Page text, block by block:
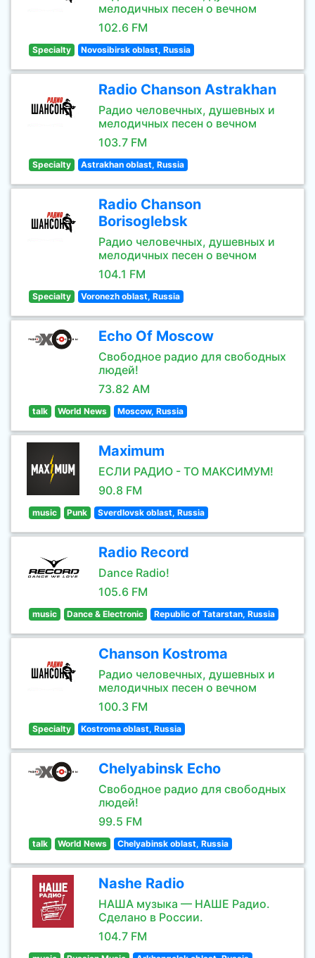
мелодичных песен о вечном
102.6 FM
Specialty Novosibirsk oblast, Russia
Radio Chanson Astrakhan
Радио человечных, душевных и
мелодичных песен о вечном
103.7 FM
Specialty Astrakhan oblast, Russia
Radio Chanson
Borisoglebsk
Радио человечных, душевных и
мелодичных песен о вечном
104.1 FM
Specialty Voronezh oblast, Russia
Echo Of Moscow
Свободное радио для свободных
людей!
73.82 AM
talk World News Moscow, Russia
Maximum
ЕСЛИ РАДИО - ТО МАКСИМУМ!
90.8 FM
music Punk Sverdlovsk oblast, Russia
Radio Record
Dance Radio!
105.6 FM
music Dance & Electronic Republic of Tatarstan, Russia
Chanson Kostroma
Радио человечных, душевных и
мелодичных песен о вечном
100.3 FM
Specialty Kostroma oblast, Russia
Chelyabinsk Echo
Свободное радио для свободных
людей!
99.5 FM
talk World News Chelyabinsk oblast, Russia
Nashe Radio
НАША музыка — НАШЕ Радио.
Сделано в России.
104.7 FM